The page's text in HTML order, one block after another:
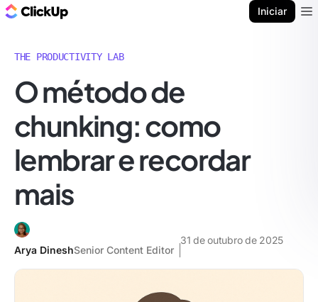
Iniciar
THE PRODUCTIVITY LAB
O método de
chunking: como
lembrar e recordar
mais
Arya DineshSenior Content Editor
31 de outubro de 2025